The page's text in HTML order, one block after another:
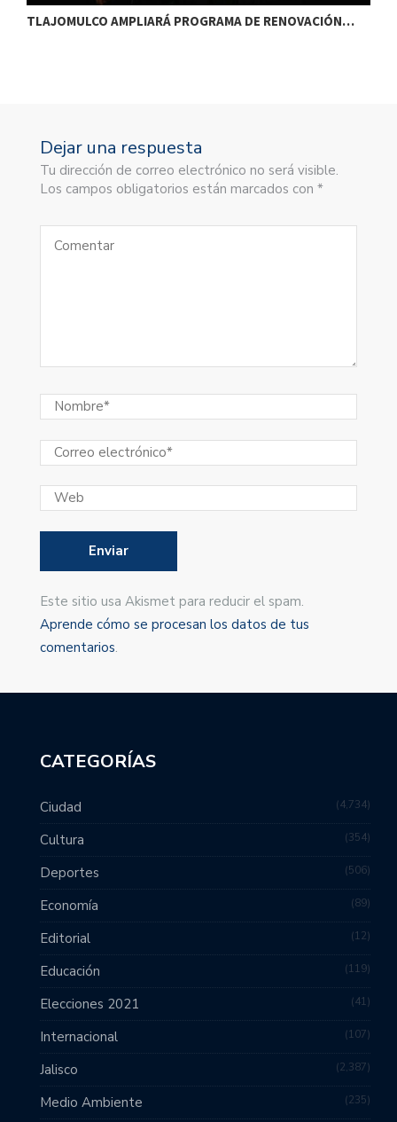
TLAJOMULCO AMPLIARÁ PROGRAMA DE RENOVACIÓN…
Dejar una respuesta
Tu dirección de correo electrónico no será visible.
Los campos obligatorios están marcados con *
Este sitio usa Akismet para reducir el spam.
Aprende cómo se procesan los datos de tus
comentarios.
CATEGORÍAS
Ciudad 4,734
Cultura 354
Deportes 506
Economía 89
Editorial 12
Educación 119
Elecciones 2021 41
Internacional 107
Jalisco 2,387
Medio Ambiente 235